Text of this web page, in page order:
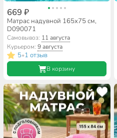
669 ₽
Матрас надувной 165х75 см,
D090071
Самовывоз: 11 августа
Курьером:9 августа
5•1 отзыв
В корзину